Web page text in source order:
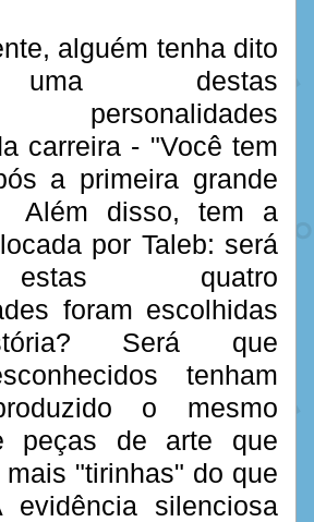
alguém tenha dito
destas
carreira - "Você tem
a primeira grande
Além disso, tem a
por Taleb: será
quatro
foram escolhidas
Será que
tenham
o mesmo
peças de arte que
"tirinhas" do que
evidência silenciosa